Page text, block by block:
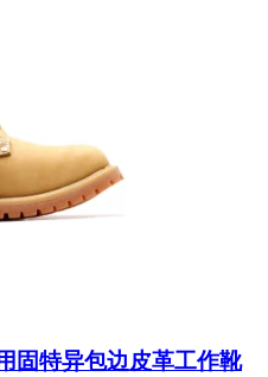
固特异包边皮革工作靴